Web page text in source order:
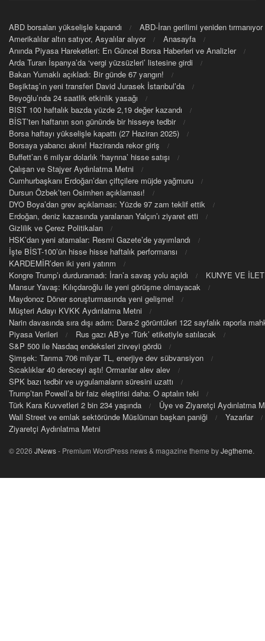
ABD borsaları yükselişle kapandı
ABD-İran gerilimi yeniden tırmanıyor
Amerikalılar altın satıyor, Asyalılar alıyor
Anasayfa
Anında Piyasa Hareketleri: En Güncel Borsa Haberleri ve Analizler
Arda Turan İspanya’da ‘vergi yüzsüzleri’ listesine girdi
Bakan Yumaklı açıkladı: Bir günde 67 yangın!
Beşiktaş’ın yeni transferi David Jurasek İstanbul’da
Beyoğlu’nda 24 saatlik etkinlik yasağı
BIST 100 haftalık bazda yüzde 2,19 değer kazandı
BİST’ten haftanın son gününde bir hisseye tedbir
Borsa haftayı yükselişle kapattı (27 Haziran 2025)
Borsaya yabancı akını! Haziranda rekor giriş
Buffett’an 6 milyar dolarlık ‘hayrına’ hisse satışı
Çalışan ve Stajyer Aydınlatma Metni
Cumhurbaşkanı Erdoğan’dan çiftçilere müjde yağmuru
Dursun Özbek’ten Osimhen açıklaması!
DYO Boya’dan grev açıklaması: Yüzde 97 zam teklif ettik
Erdoğan, deniz kazasında yaralanan Yalçın’ı ziyaret etti
Gizlilik ve Çerez Politikaları
HSK’dan yeni atamalar: Resmi Gazete’de yayımlandı
İşte BİST-100’ün hisse hisse haftalık performansı
KARDEMİR’den iki yeni yatırım
Kongre Trump’ı durduramadı: İran’a savaş yolu açıldı
KUNYE VE
Mansur Yavaş: Kılıçdaroğlu ile yeni görüşme olmayacak
Maydonoz Döner soruşturmasında yeni gelişme!
Müşteri Adayı KVKK Aydınlatma Metni
Narin davasında sıra dışı adım: Dara-2 görüntüleri 122 sayfalık raporla
Piyasa Verileri
Rus gazı AB’ye ‘Türk’ etiketiyle satılacak
S&P 500 ile Nasdaq endeksleri zirveyi gördü
Şimşek: Tarıma 706 milyar TL, enerjiye dev sübvansiyon
Sıcaklıklar 40 dereceyi aştı! Ormanlar alev alev
SPK bazı tedbir ve uygulamaların süresini uzattı
Trump’tan Powell’a bir faiz eleştirisi daha: O aptalın teki
Türk Kara Kuvvetleri 2 bin 234 yaşında
Üye ve Ziyaretçi Aydınlatma
Wall Street ve emlak sektöründe Müslüman başkan paniği
Yazarlar
Ziyaretçi Aydınlatma Metni
© 2026 JNews- Premium WordPress news & magazine theme byJegtheme.